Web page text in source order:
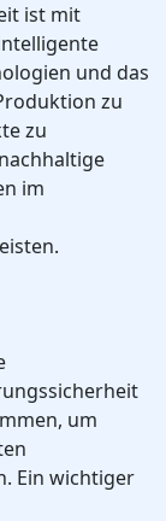
ist mit
und das
zu
zu
im
um
Ein wichtiger